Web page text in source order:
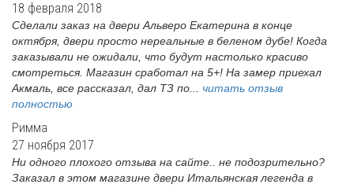
18 февраля 2018
Сделали заказ на двери Альверо Екатерина в конце
октября, двери просто нереальные в беленом дубе! Когда
заказывали не ожидали, что будут настолько красиво
смотреться. Магазин сработал на 5+! На замер приехал
Акмаль, все рассказал, дал ТЗ по... читать отзыв
полностью
Римма
27 ноября 2017
Ни одного плохого отзыва на сайте.. не подозрительно?
Заказал в этом магазине двери Итальянская легенда в